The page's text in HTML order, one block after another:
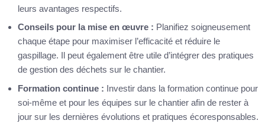
leurs avantages respectifs.
Conseils pour la mise en œuvre : Planifiez soigneusement
chaque étape pour maximiser l’efficacité et réduire le
gaspillage. Il peut également être utile d’intégrer des pratiques
de gestion des déchets sur le chantier.
Formation continue : Investir dans la formation continue pour
soi-même et pour les équipes sur le chantier afin de rester à
jour sur les dernières évolutions et pratiques écoresponsables.